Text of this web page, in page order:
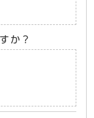
か？